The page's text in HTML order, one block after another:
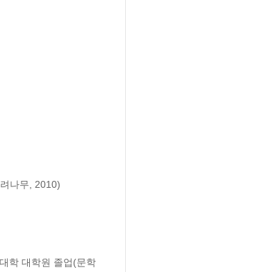
나무, 2010)
학 대학원 졸업(문학